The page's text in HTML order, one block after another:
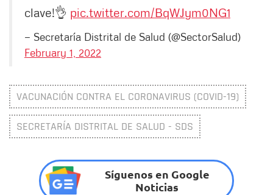
clave!👌 pic.twitter.com/BqWJym0NG1
— Secretaría Distrital de Salud (@SectorSalud)
February 1, 2022
VACUNACIÓN CONTRA EL CORONAVIRUS (COVID-19)
SECRETARÍA DISTRITAL DE SALUD - SDS
Síguenos en Google
Noticias